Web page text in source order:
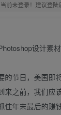
前未登录！建议登
的节日，美国即
来之前，我们应
住年末最后的赚